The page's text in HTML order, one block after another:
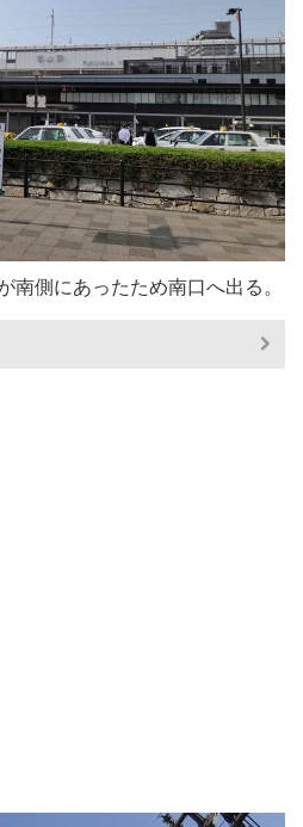
南側にあったため南口へ出る。